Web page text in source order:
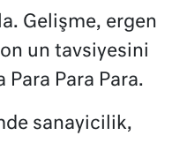
Gelişme, ergen
un tavsiyesini
Para Para Para.
sanayicilik,